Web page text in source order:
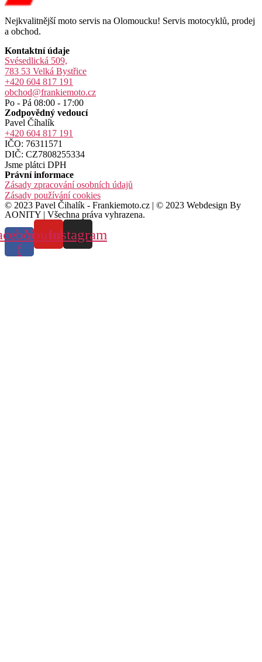
Nejkvalitnější moto servis na Olomoucku! Servis motocyklů, prodej
a obchod.
Kontaktní údaje
Svésedlická 509,
783 53 Velká Bystřice
+420 604 817 191
obchod@frankiemoto.cz
Po - Pá 08:00 - 17:00
Zodpovědný vedoucí
Pavel Číhalík
+420 604 817 191
IČO: 76311571
DIČ: CZ7808255334
Jsme plátci DPH
Právní informace
Zásady zpracování osobních údajů
Zásady používání cookies
© 2023 Pavel Čihalík - Frankiemoto.cz | © 2023 Webdesign By
AONITY | Všechna práva vyhrazena.
f
YoutubeInstagram